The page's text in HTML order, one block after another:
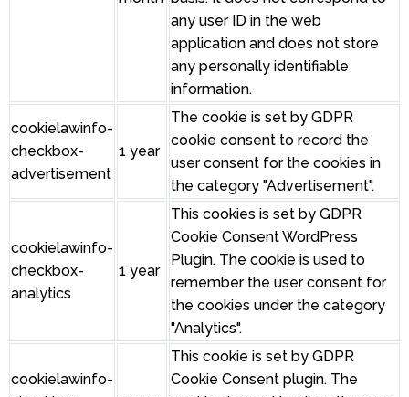
any user ID in the web
application and does not store
any personally identifiable
information.
cookielawinfo-
checkbox-
advertisement
1 year
The cookie is set by GDPR
cookie consent to record the
user consent for the cookies in
the category "Advertisement".
cookielawinfo-
checkbox-
analytics
1 year
This cookies is set by GDPR
Cookie Consent WordPress
Plugin. The cookie is used to
remember the user consent for
the cookies under the category
"Analytics".
cookielawinfo-
This cookie is set by GDPR
Cookie Consent plugin. The